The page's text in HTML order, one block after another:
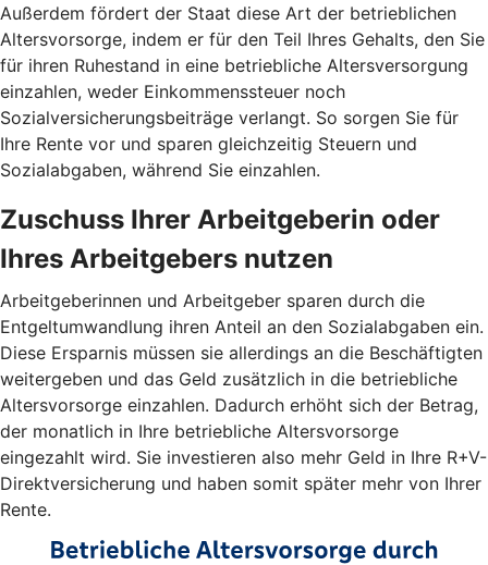
Außerdem fördert der Staat diese Art der betrieblichen
Altersvorsorge, indem er für den Teil Ihres Gehalts, den Sie
für ihren Ruhestand in eine betriebliche Altersversorgung
einzahlen, weder Einkommenssteuer noch
Sozialversicherungsbeiträge verlangt. So sorgen Sie für
Ihre Rente vor und sparen gleichzeitig Steuern und
Sozialabgaben, während Sie einzahlen.
Zuschuss Ihrer Arbeitgeberin oder
Ihres Arbeitgebers nutzen
Arbeitgeberinnen und Arbeitgeber sparen durch die
Entgeltumwandlung ihren Anteil an den Sozialabgaben ein.
Diese Ersparnis müssen sie allerdings an die Beschäftigten
weitergeben und das Geld zusätzlich in die betriebliche
Altersvorsorge einzahlen. Dadurch erhöht sich der Betrag,
der monatlich in Ihre betriebliche Altersvorsorge
eingezahlt wird. Sie investieren also mehr Geld in Ihre R+V-
Direktversicherung und haben somit später mehr von Ihrer
Rente.